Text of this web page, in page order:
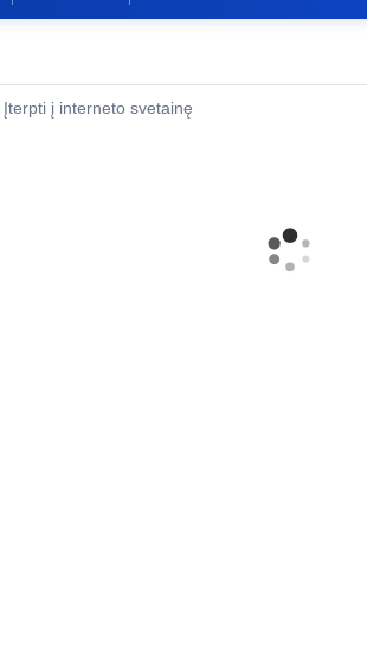
Įterpti į interneto svetainę